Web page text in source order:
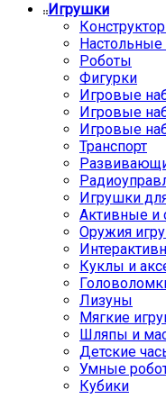
Игрушки
Роботы
Фигурки
Игровые
Игровые
Игровые
Транспорт
Игрушки
Активные и
Оружия
Куклы и
Лизуны
Мягкие
Шляпы и
Детские
Умные
Кубики